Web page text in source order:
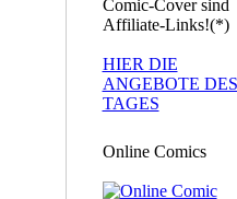
Comic-Cover sind
Affiliate-Links!(*)
HIER DIE
ANGEBOTE DES
TAGES
Online Comics